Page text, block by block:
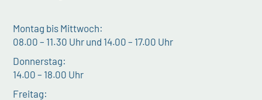
Montag bis Mittwoch:
08.00 – 11.30 Uhr und 14.00 – 17.00 Uhr
Donnerstag:
14.00 – 18.00 Uhr
Freitag: